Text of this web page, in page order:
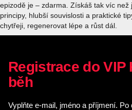
epizodě je – zdarma. Získáš tak víc než
principy, hlubší souvislosti a praktické
chytřeji, regenerovat lépe a růst dál.
Registrace do VIP
běh
Vyplňte e-mail, jméno a příjmení. Po